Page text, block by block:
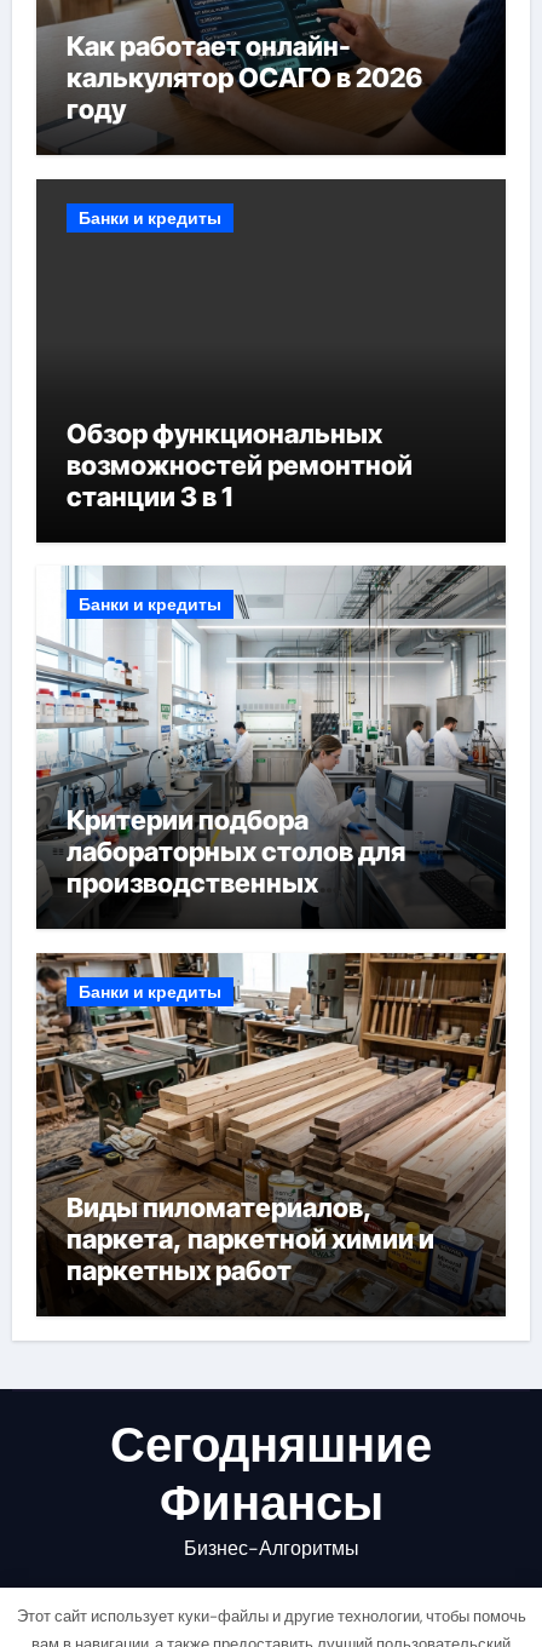
Как работает онлайн-
калькулятор ОСАГО в 2026
году
Банки и кредиты
Обзор функциональных
возможностей ремонтной
станции 3 в 1
Банки и кредиты
Критерии подбора
лабораторных столов для
производственных
лабораторий
Банки и кредиты
Виды пиломатериалов,
паркета, паркетной химии и
паркетных работ
Сегодняшние
Финансы
Бизнес-Алгоритмы
Этот сайт использует куки-файлы и другие технологии, чтобы помочь